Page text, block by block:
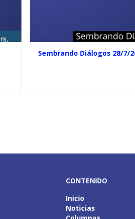
Sembrando Diálogos 28/7/
CONTENIDO
Inicio
Noticias